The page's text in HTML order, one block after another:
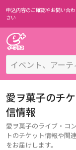
申込内容のご確認やお問い合
さい
愛ヲ菓子のチ
信情報
愛ヲ菓子のライブ・コ
トのチケット情報や関
をお届けします。